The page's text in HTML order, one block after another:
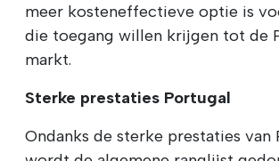
meer kosteneffectieve optie is
die toegang willen krijgen tot de
markt.
Sterke prestaties Portugal
Ondanks de sterke prestaties van